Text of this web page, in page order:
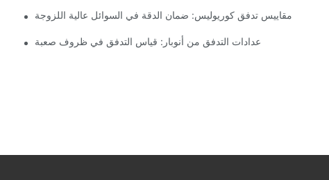
مقاييس تدفق كوريوليس: ضمان الدقة في السوائل عالية اللزوجة
عدادات التدفق من أنوبار: قياس التدفق في ظروف صعبة